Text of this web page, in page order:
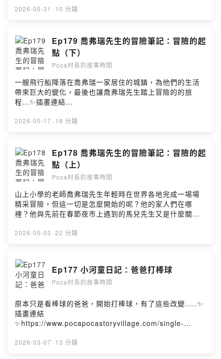
Pickok“BLUE SETTER”Powered by Firstory Hosting
礙閱讀暨朗讀者課程成果展》（小河童的手語課）🗓日期｜
迎請我們喝杯咖啡喔！
https://open.firstory.me/join/pocastory村莊FB
https://www.facebook.com/pocapocastoryvillage村莊
IG
https://www.instagram.com/pocapoca_story_village/
☕️喜歡這集故事，歡迎請我們喝杯咖啡喔！
https://open.firstory.me/join/pocastory片頭曲
Pickok“BLUE SETTER”Powered by Firstory Hosting
2026-05-31 · 10 分鐘
Ep179 喬弗瑞先生的冒險筆記：冒險的起
點（下）
Poca村長的故事時間
一艘飛行船降落在喬弗瑞一家居住的城鎮，為他們的生活
帶來巨大的變化，最後也讓喬弗瑞先生踏上冒險的的旅
程...✨插畫連結
post/unicorn179✨特別感謝：維多叔叔
無障礙閱讀暨朗讀者課程成果展》（小河童的手語課）🗓日
期｜2026.5.5～7.31🕐時間｜總圖書館開館時間📍地點｜
國立成功大學圖書館一樓理泊區（展牆區）📣小河童造型
抱枕購買連結
https://famistore.famiport.com.tw/famistore/users/21
93711/merchandises/657db74394c84f342bb0c780☕️
喜歡這集故事，歡迎請我們喝杯咖啡喔！
https://open.firstory.me/join/pocastory村莊FB
https://www.facebook.com/pocapocastoryvillage村莊
☕️喜歡這集故事，歡迎請我們喝杯咖啡喔！
https://open.firstory.me/join/pocastory片頭曲
Pickok“BLUE SETTER”Powered by Firstory Hosting
2026-05-17 · 18 分鐘
Ep178 喬弗瑞先生的冒險筆記：冒險的起
點（上）
Poca村長的故事時間
山上小學的老師喬弗瑞先生年輕時在世界各地完成一場場
精采冒險，但這一切是怎麼開始的呢？他的家人們在哪
裡？他與先前在春節夜市上遇到的馬兒先生又是什麼關係
✨https://www.pocapocastoryvillage.com/single-
post/unicorn178📺YouTube影片版📣小河童造型抱枕購
買連結
https://famistore.famiport.com.tw/famistore/users/21
喜歡這集故事，歡迎請我們喝杯咖啡喔！
https://open.firstory.me/join/pocastory村莊FB
https://www.facebook.com/pocapocastoryvillage村莊
https://www.instagram.com/pocapoca_story_village/
2026-05-03 · 22 分鐘
Ep177 小河童日記：爸爸打棒球
Poca村長的故事時間
原本只是看棒球的爸爸，開始打棒球，有了這些改變.....✨
插畫連結
✨https://www.pocapocastoryvillage.com/single-
https://youtu.be/iBGMoUm-HMQ🌍 世界母語日特展—小
2026-03-07 · 13 分鐘